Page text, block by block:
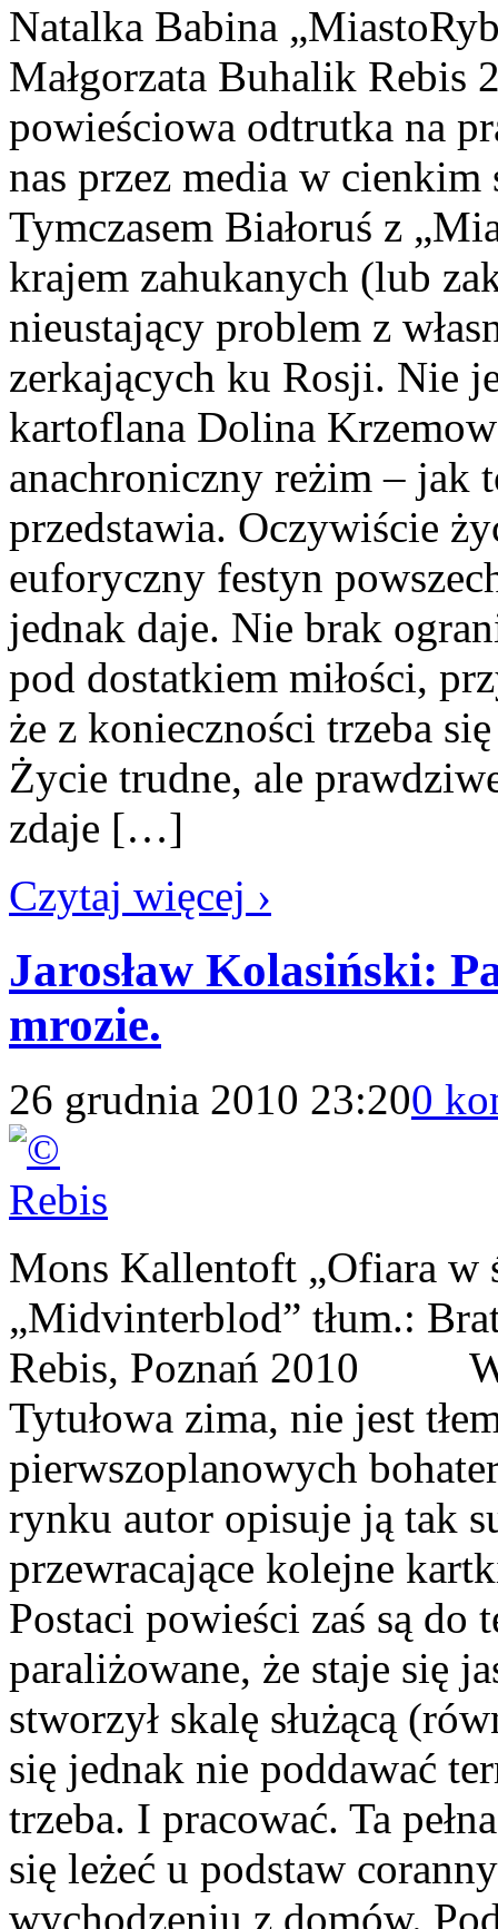
Natalka Babina
Małgorzata Buhalik
powieściowa odtrutka na
nas przez media w cienkim
Tymczasem Białoruś z
krajem zahukanych (lub
nieustający problem z
zerkających ku Rosji. Nie
kartoflana Dolina
anachroniczny reżim – jak
przedstawia. Oczywiście
euforyczny festyn
jednak daje. Nie brak
pod dostatkiem miłości,
że z konieczności trzeba
Życie trudne, ale
zdaje […]
Czytaj więcej ›
Jarosław Kolasiński:
mrozie.
26 grudnia 2010 23:200
Mons Kallentoft „Ofiara
„Midvinterblod” tłum.:
Rebis, Poznań 2010
Tytułowa zima, nie jest
pierwszoplanowych
rynku autor opisuje ją tak
przewracające kolejne
Postaci powieści zaś są do
paraliżowane, że staje się
stworzył skalę służącą
się jednak nie poddawać
trzeba. I pracować. Ta
się leżeć u podstaw
wychodzeniu z domów.